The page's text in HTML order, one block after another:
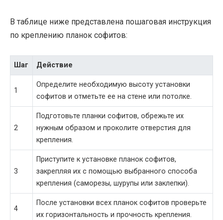
В таблице ниже представлена пошаговая инструкция
по креплению планок софитов:
Шаг Действие
1
Определите необходимую высоту установки
софитов и отметьте ее на стене или потолке.
2
Подготовьте планки софитов, обрежьте их
нужным образом и проколите отверстия для
крепления.
3
Приступите к установке планок софитов,
закрепляя их с помощью выбранного способа
крепления (саморезы, шурупы или заклепки).
4
После установки всех планок софитов проверьте
их горизонтальность и прочность крепления.